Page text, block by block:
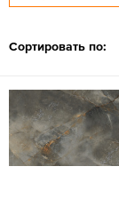
Сортировать по: